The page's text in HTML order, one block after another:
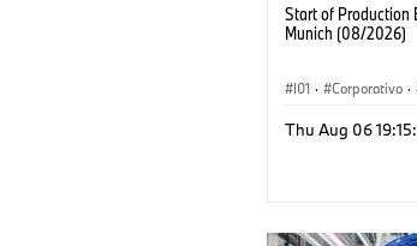
Start of Production
Munich (08/2026)
I01 · Corporativo ·
Thu Aug 06